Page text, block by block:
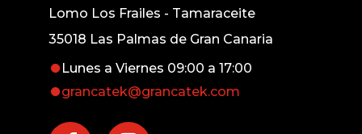
Lomo Los Frailes - Tamaraceite
35018 Las Palmas de Gran Canaria
Lunes a Viernes 09:00 a 17:00
grancatek@grancatek.com